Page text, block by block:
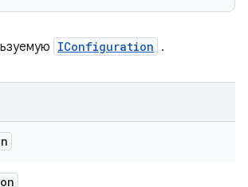
IConfiguration .